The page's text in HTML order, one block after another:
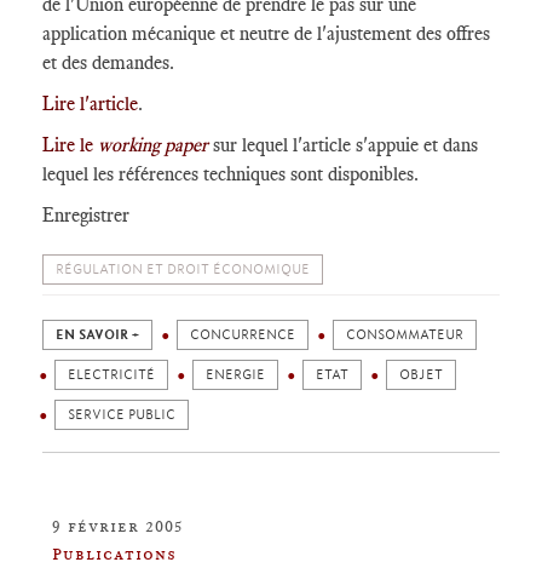
application mécanique et neutre de l'ajustement des offres
et des demandes.
Lire l'article.
Lire le working paper sur lequel l'article s'appuie et dans
lequel les références techniques sont disponibles.
Enregistrer
RÉGULATION ET DROIT ÉCONOMIQUE
EN SAVOIR + CONCURRENCE CONSOMMATEUR
ELECTRICITÉ ENERGIE ETAT OBJET
SERVICE PUBLIC
9 février 2005
Publications